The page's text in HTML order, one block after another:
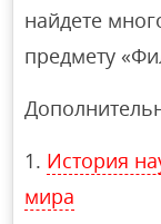
найдете
предмету
История
мира